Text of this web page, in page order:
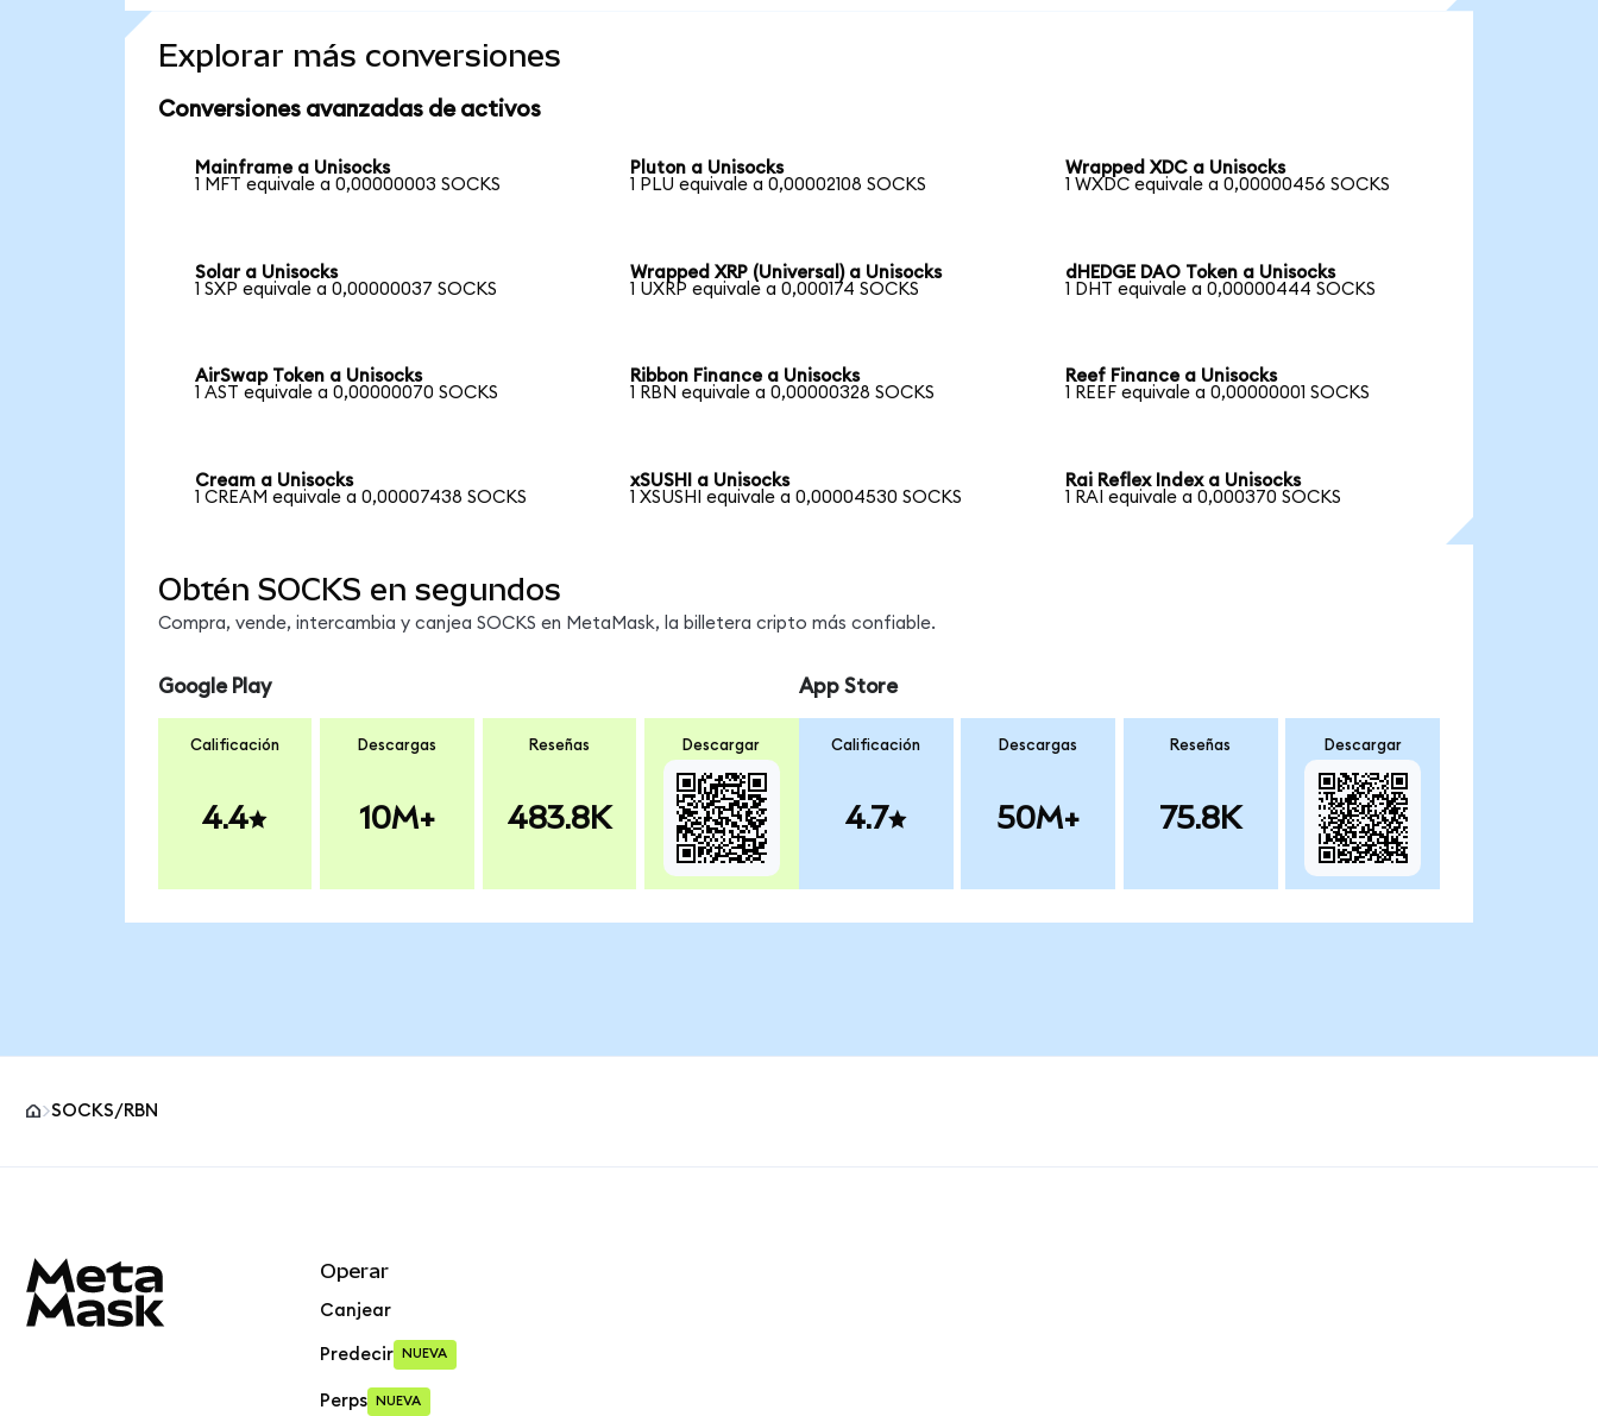
Explorar más conversiones
Conversiones avanzadas de activos
Mainframe a Unisocks
1 MFT equivale a 0,00000003 SOCKS
Pluton a Unisocks
1 PLU equivale a 0,00002108 SOCKS
Wrapped XDC a Unisocks
1 WXDC equivale a 0,00000456 SOCKS
Solar a Unisocks
1 SXP equivale a 0,00000037 SOCKS
Wrapped XRP (Universal) a Unisocks
1 UXRP equivale a 0,000174 SOCKS
dHEDGE DAO Token a Unisocks
1 DHT equivale a 0,00000444 SOCKS
AirSwap Token a Unisocks
1 AST equivale a 0,00000070 SOCKS
Ribbon Finance a Unisocks
1 RBN equivale a 0,00000328 SOCKS
Reef Finance a Unisocks
1 REEF equivale a 0,00000001 SOCKS
Cream a Unisocks
1 CREAM equivale a 0,00007438 SOCKS
xSUSHI a Unisocks
1 XSUSHI equivale a 0,00004530 SOCKS
Rai Reflex Index a Unisocks
1 RAI equivale a 0,000370 SOCKS
Obtén SOCKS en segundos
Compra, vende, intercambia y canjea SOCKS en MetaMask, la billetera cripto más confiable.
Google Play
Calificación
4.4
Descargas
10M+
Reseñas
483.8K
Descargar
App Store
Calificación
4.7
Descargas
50M+
Reseñas
75.8K
Descargar
SOCKS/RBN
Operar
Canjear
Predecir NUEVA
Perps NUEVA